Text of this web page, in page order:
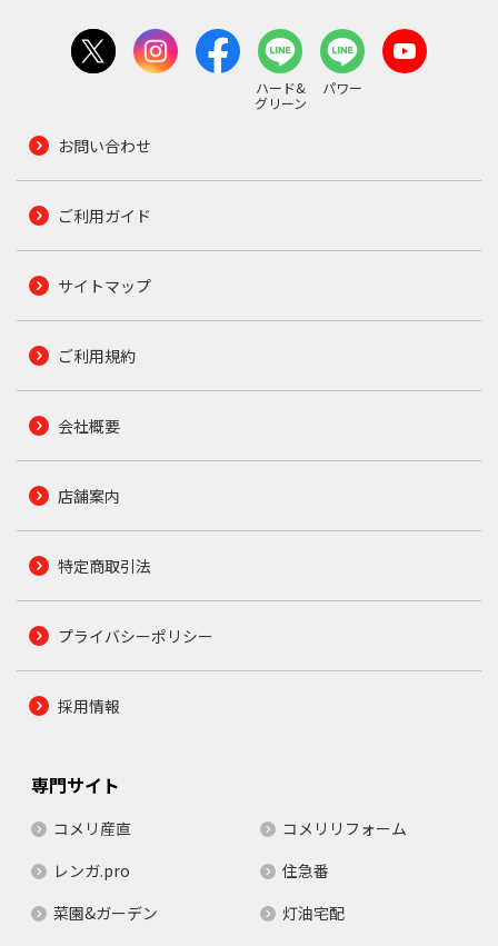
ハード&
グリーン
パワー
お問い合わせ
ご利用ガイド
サイトマップ
ご利用規約
会社概要
店舗案内
特定商取引法
プライバシーポリシー
採用情報
専門サイト
コメリ産直
コメリリフォーム
レンガ.pro
住急番
菜園&ガーデン
灯油宅配